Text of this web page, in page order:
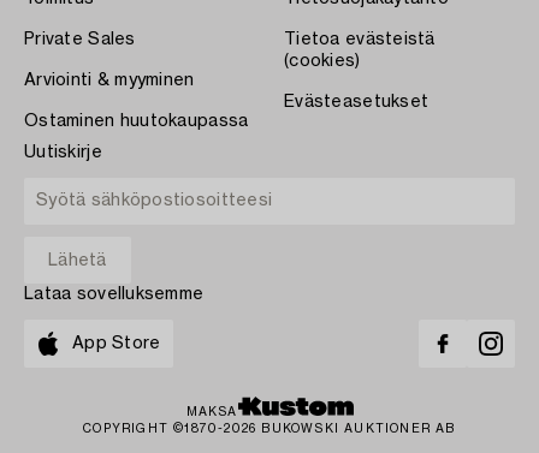
Private Sales
Arviointi & myyminen
Ostaminen huutokaupassa
Tietoa evästeistä
(cookies)
Evästeasetukset
Uutiskirje
Lataa sovelluksemme
App Store
MAKSA
COPYRIGHT ©1870-2026 BUKOWSKI AUKTIONER AB